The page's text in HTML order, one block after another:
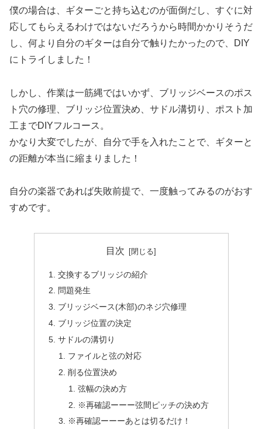
僕の場合は、ギターごと持ち込むのが面倒だし、すぐに対
応してもらえるわけではないだろうから時間かかりそうだ
し、何より自分のギターは自分で触りたかったので、DIY
にトライしました！
しかし、作業は一筋縄ではいかず、ブリッジベースのポス
ト穴の修理、ブリッジ位置決め、サドル溝切り、ポスト加
工までDIYフルコース。
かなり大変でしたが、自分で手を入れたことで、ギターと
の距離が本当に縮まりました！
自分の楽器であれば失敗前提で、一度触ってみるのがおす
すめです。
目次
交換するブリッジの紹介
問題発生
ブリッジベース(木部)のネジ穴修理
ブリッジ位置の決定
サドルの溝切り
ファイルと弦の対応
削る位置決め
弦幅の決め方
※再確認ーーー弦間ピッチの決め方
※再確認ーーーあとは切るだけ！